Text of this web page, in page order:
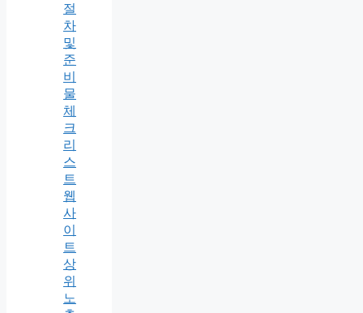
절
차
및
준
비
물
체
크
리
스
트
웹
사
이
트
상
위
노